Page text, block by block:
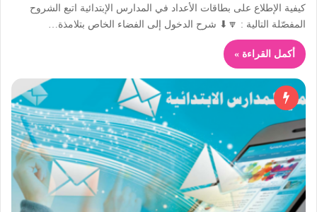
كيفية الإطلاع على بطاقات الأعداد في المدارس الإبتدائية اتبع الشروح
المفصّلة التالية : 🔽⬇ شرح الدخول إلى الفضاء الخاص بتلامذة…
أكمل القراءة »